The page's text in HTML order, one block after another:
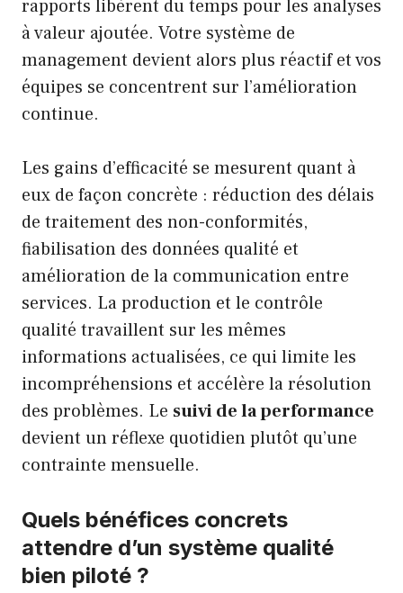
rapports libèrent du temps pour les analyses
à valeur ajoutée. Votre système de
management devient alors plus réactif et vos
équipes se concentrent sur l’amélioration
continue.
Les gains d’efficacité se mesurent quant à
eux de façon concrète : réduction des délais
de traitement des non-conformités,
fiabilisation des données qualité et
amélioration de la communication entre
services. La production et le contrôle
qualité travaillent sur les mêmes
informations actualisées, ce qui limite les
incompréhensions et accélère la résolution
des problèmes. Le suivi de la performance
devient un réflexe quotidien plutôt qu’une
contrainte mensuelle.
Quels bénéfices concrets
attendre d’un système qualité
bien piloté ?